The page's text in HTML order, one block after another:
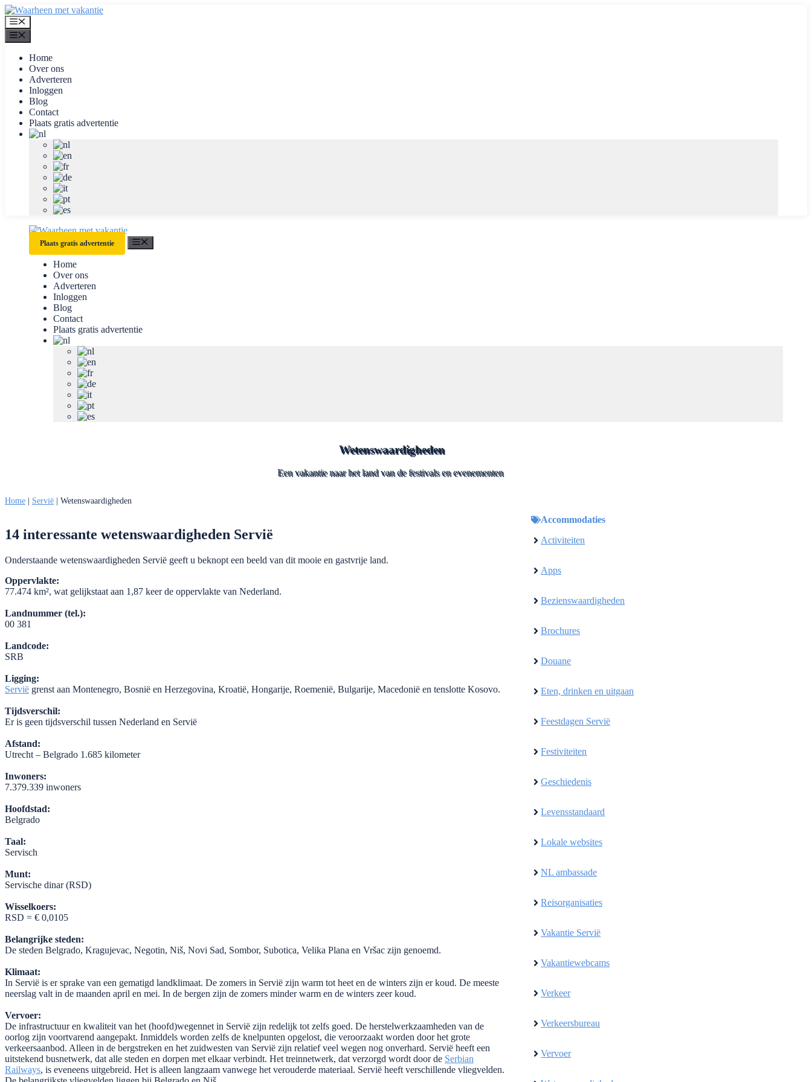
Ga
naar
de
inhoud
Menu
Home
Over ons
Adverteren
Inloggen
Blog
Contact
Plaats gratis advertentie
Plaats gratis advertentie
Home
Over ons
Adverteren
Inloggen
Blog
Contact
Plaats gratis advertentie
Wetenswaardigheden
Een vakantie naar het land van de festivals en evenementen
Home Servië Wetenswaardigheden
14 interessante wetenswaardigheden Servië
Onderstaande wetenswaardigheden Servië geeft u beknopt een beeld van dit mooie en gastvrije land.
Oppervlakte:
77.474 km², wat gelijkstaat aan 1,87 keer de oppervlakte van Nederland.
Landnummer (tel.):
00 381
Landcode:
SRB
Ligging:
Servië grenst aan Montenegro, Bosnië en Herzegovina, Kroatië, Hongarije, Roemenië, Bulgarije, Macedonië en tenslotte Kosovo.
Tijdsverschil:
Er is geen tijdsverschil tussen Nederland en Servië
Afstand:
Utrecht – Belgrado 1.685 kilometer
Inwoners:
7.379.339 inwoners
Hoofdstad:
Belgrado
Taal:
Servisch
Munt:
Servische dinar (RSD)
Wisselkoers:
RSD = € 0,0105
Belangrijke steden:
De steden Belgrado, Kragujevac, Negotin, Niš, Novi Sad, Sombor, Subotica, Velika Plana en Vršac zijn genoemd.
Klimaat:
In Servië is er sprake van een gematigd landklimaat. De zomers in Servië zijn warm tot heet en de winters zijn er koud. De meeste
neerslag valt in de maanden april en mei. In de bergen zijn de zomers minder warm en de winters zeer koud.
Vervoer:
De infrastructuur en kwaliteit van het (hoofd)wegennet in Servië zijn redelijk tot zelfs goed. De herstelwerkzaamheden van de
oorlog zijn voortvarend aangepakt. Inmiddels worden zelfs de knelpunten opgelost, die veroorzaakt worden door het grote
verkeersaanbod. Alleen in de bergstreken en het zuidwesten van Servië zijn relatief veel wegen nog onverhard. Servië heeft een
uitstekend busnetwerk, dat alle steden en dorpen met elkaar verbindt. Het treinnetwerk, dat verzorgd wordt door de Serbian
Railways, is eveneens uitgebreid. Het is alleen langzaam vanwege het verouderde materiaal. Servië heeft verschillende vliegvelden.
Accommodaties
Activiteiten
Apps
Bezienswaardigheden
Brochures
Douane
Eten, drinken en uitgaan
Feestdagen Servië
Festiviteiten
Geschiedenis
Levensstandaard
Lokale websites
NL ambassade
Reisorganisaties
Vakantie Servië
Vakantiewebcams
Verkeer
Verkeersbureau
Vervoer